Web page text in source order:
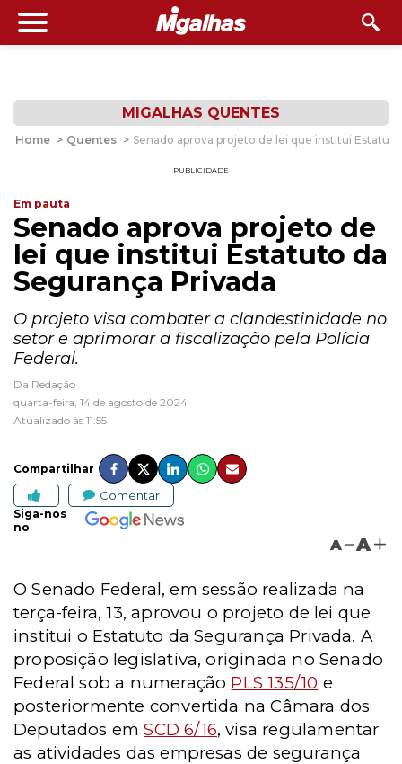
MIGALHAS QUENTES
Home > Quentes > Senado aprova projeto de lei que institui
PUBLICIDADE
Em pauta
Senado aprova projeto de
lei que institui Estatuto da
Segurança Privada
O projeto visa combater a clandestinidade no
setor e aprimorar a fiscalização pela Polícia
Federal.
Da Redação
quarta-feira, 14 de agosto de 2024
Atualizado às 11:55
Compartilhar
Comentar
Siga-nos
no
A A
O Senado Federal, em sessão realizada na
terça-feira, 13, aprovou o projeto de lei que
institui o Estatuto da Segurança Privada. A
proposição legislativa, originada no Senado
Federal sob a numeração PLS 135/10 e
posteriormente convertida na Câmara dos
Deputados emSCD 6/16, visa regulamentar
as atividades das empresas de segurança